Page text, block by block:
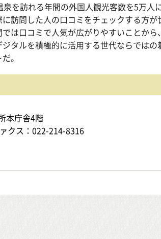
を訪れる年間の外国人観光客数を5万人
訪問した人の口コミをチェックする方
は口コミで人気が広がりやすいことか
タルを積極的に活用する世代ならでは
。
本庁舎4階
クス：022-214-8316